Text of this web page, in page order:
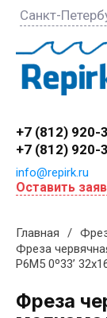
Санкт-
+7 (812) 920-
+7 (812) 920-
info@repirk.ru
Оставить
Главная /
Фреза
Р6М5 0º33’
Фреза